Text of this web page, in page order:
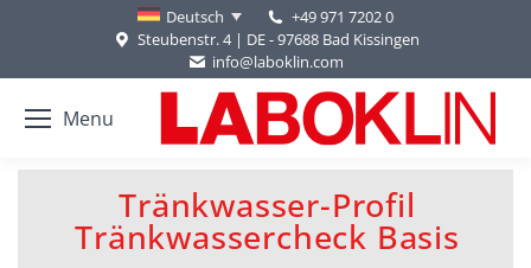
Deutsch
+49 971 7202 0
Steubenstr. 4 | DE - 97688 Bad Kissingen
info@laboklin.com
Menu
Tränkwasser-Profil
Tränkwassercheck Basis
Sie befinden sich hier: